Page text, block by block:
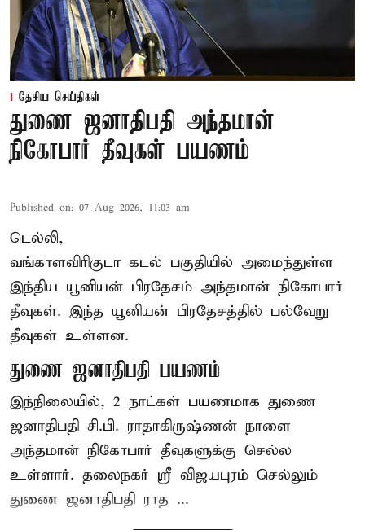
தேசிய செய்திகள்
துணை ஜனாதிபதி அந்தமான்
நிகோபார் தீவுகள் பயணம்
Published on: 07 Aug 2026, 11:03 am
டெல்லி,
வங்காளவிரிகுடா கடல் பகுதியில் அமைந்துள்ள
இந்திய யூனியன் பிரதேசம் அந்தமான் நிகோபார்
தீவுகள். இந்த யூனியன் பிரதேசத்தில் பல்வேறு
தீவுகள் உள்ளன.
துணை ஜனாதிபதி பயணம்
இந்நிலையில், 2 நாட்கள் பயணமாக துணை
ஜனாதிபதி சி.பி. ராதாகிருஷ்ணன் நாளை
அந்தமான் நிகோபார் தீவுகளுக்கு செல்ல
உள்ளார். தலைநகர் ஸ்ரீ விஜயபுரம் செல்லும்
துணை ஜனாதிபதி ராத ...